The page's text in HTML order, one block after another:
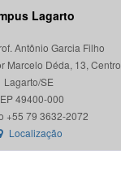
Lagarto
Antônio Garcia Filho
Marcelo Déda, 13, Centro
Lagarto/SE
49400-000
Localização